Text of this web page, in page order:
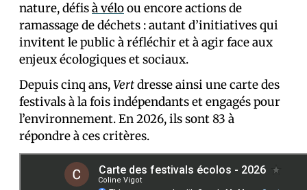
nature, défisà véloou encore actions de
ramassage de déchets : autant d’initiatives qui
invitent le public à réfléchir et à agir face aux
enjeux écologiques et sociaux.
Depuis cinq ans,Vertdresse ainsi une carte des
festivals à la fois indépendants et engagés pour
l’environnement. En 2026, ils sont 83 à
répondre à ces critères.